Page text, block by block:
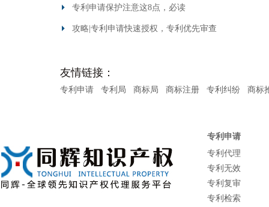
专利申请保护注意这8点，必读
攻略|专利申请快速授权，专利优先审查
友情链接：
专利申请 专利局 商标局 商标注册 专利纠纷 商标
专利申请
专利代理
专利无效
专利复审
专利检索